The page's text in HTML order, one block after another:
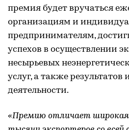
премия будет вручаться
организациям и
предпринимателям,
успехов в осуществлении
несырьевых
услуг, а также результатов
деятельности.
«Премию отличает широкая